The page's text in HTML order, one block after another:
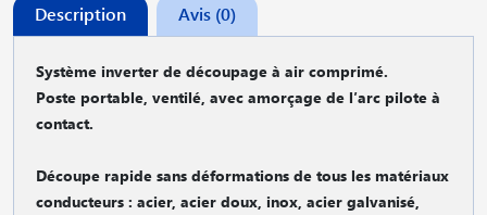
Description Avis (0)
Système inverter de découpage à air comprimé.
Poste portable, ventilé, avec amorçage de l′arc pilote à
contact.
Découpe rapide sans déformations de tous les matériaux
conducteurs : acier, acier doux, inox, acier galvanisé,